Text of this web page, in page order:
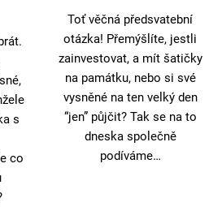
s
co
Toť věčná předsvatební
otázka! Přemýšlíte, jestli
zainvestovat, a mít šatičky
na památku, nebo si své
vysněné na ten velký den
“jen” půjčit? Tak se na to
dneska společně
podíváme…